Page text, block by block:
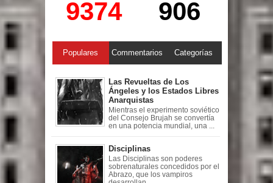
9374 906
Populares Commentarios Categorías
Las Revueltas de Los
Ángeles y los Estados Libres
Anarquistas
Mientras el experimento soviético
del Consejo Brujah se convertía
en una potencia mundial, una ...
Disciplinas
Las Disciplinas son poderes
sobrenaturales concedidos por el
Abrazo, que los vampiros